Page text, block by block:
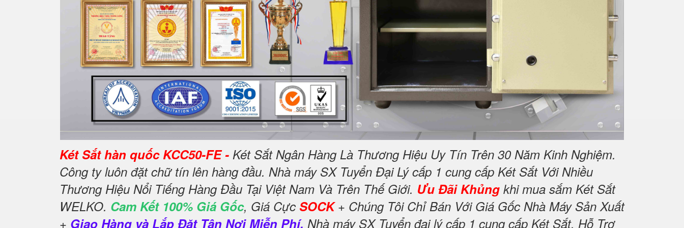
Két Sắt hàn quốc KCC50-FE - Két Sắt Ngân Hàng Là Thương Hiệu Uy Tín Trên 30 Năm Kinh Nghiệm.
Công ty luôn đặt chữ tín lên hàng đầu. Nhà máy SX Tuyển Đại Lý cấp 1 cung cấp Két Sắt Với Nhiều
Thương Hiệu Nổi Tiếng Hàng Đầu Tại Việt Nam Và Trên Thế Giới. Ưu Đãi Khủng khi mua sắm Két Sắt
WELKO. Cam Kết 100% Giá Gốc, Giá Cực SOCK+ Chúng Tôi Chỉ Bán Với Giá Gốc Nhà Máy Sản Xuất
+ Giao Hàng và Lắp Đặt Tận Nơi Miễn Phí. Nhà máy SX Tuyển đại lý cấp 1 cung cấp Két Sắt. Hỗ Trợ